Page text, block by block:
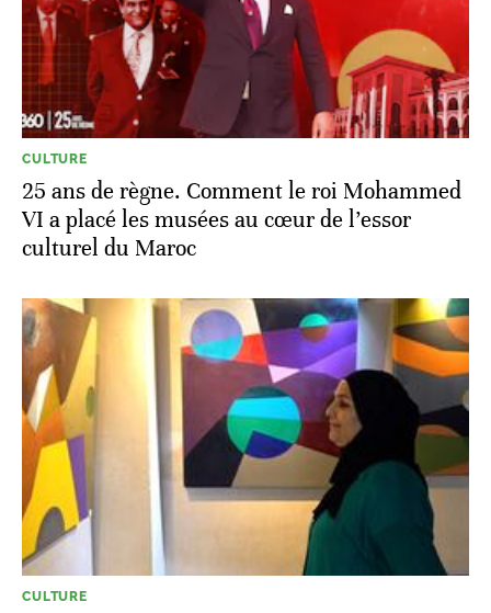
CULTURE
25 ans de règne. Comment le roi Mohammed
VI a placé les musées au cœur de l’essor
culturel du Maroc
CULTURE